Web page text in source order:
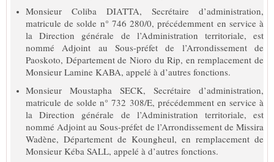
Monsieur Coliba DIATTA, Secrétaire d’administration,
matricule de solde n° 746 280/0, précédemment en service à
la Direction générale de l’Administration territoriale, est
nommé Adjoint au Sous-préfet de l’Arrondissement de
Paoskoto, Département de Nioro du Rip, en remplacement de
Monsieur Lamine KABA, appelé à d’autres fonctions.
Monsieur Moustapha SECK, Secrétaire d’administration,
matricule de solde n° 732 308/E, précédemment en service à
la Direction générale de l’Administration territoriale, est
nommé Adjoint au Sous-préfet de l’Arrondissement de Missira
Wadène, Département de Koungheul, en remplacement de
Monsieur Kéba SALL, appelé à d’autres fonctions.